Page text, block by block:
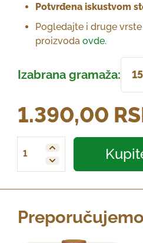
Potvrđena iskustvom
Pogledajte i druge
proizvoda ovde.
Izabrana gramaža:
1.390,00
Organska Crna Maka količina
Preporučujemo